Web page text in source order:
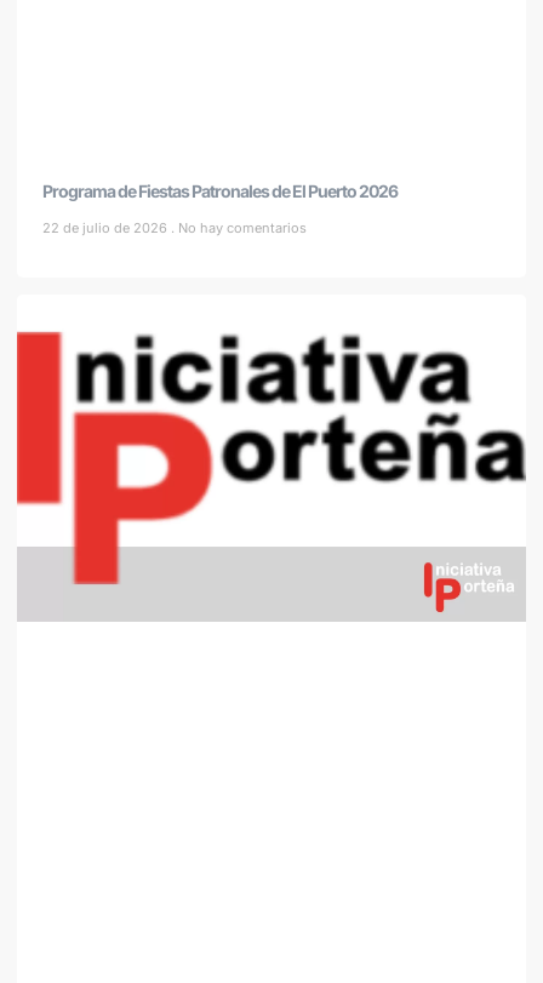
Programa de Fiestas Patronales de El Puerto 2026
22 de julio de 2026 No hay comentarios